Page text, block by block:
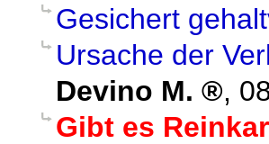
Gesichert
Ursache der
Devino M.
,
Gibt es